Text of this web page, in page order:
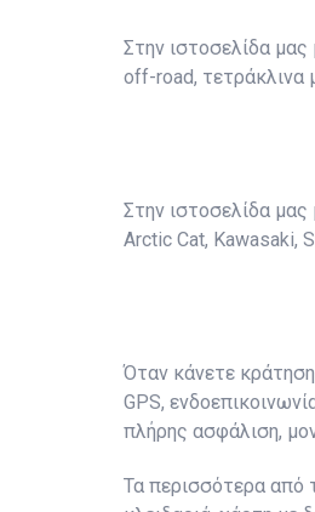
Στην ιστοσελίδα
off-road, τετράκλινα
Στην ιστοσελίδα
Arctic Cat, Kawasaki,
Όταν κάνετε
GPS,
πλήρης ασφάλιση,
Τα περισσότερα από